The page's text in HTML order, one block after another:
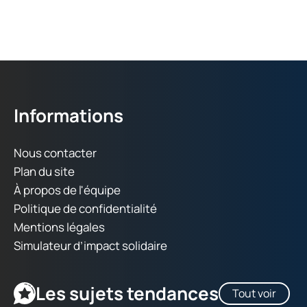
Informations
Nous contacter
Plan du site
À propos de l'équipe
Politique de confidentialité
Mentions légales
Simulateur d’impact solidaire
Les sujets tendances Tout voir